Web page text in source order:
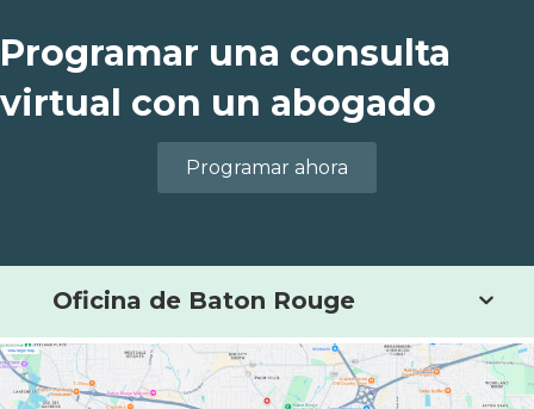
Programar una consulta
virtual con un abogado
Programar ahora
Oficina de Baton Rouge